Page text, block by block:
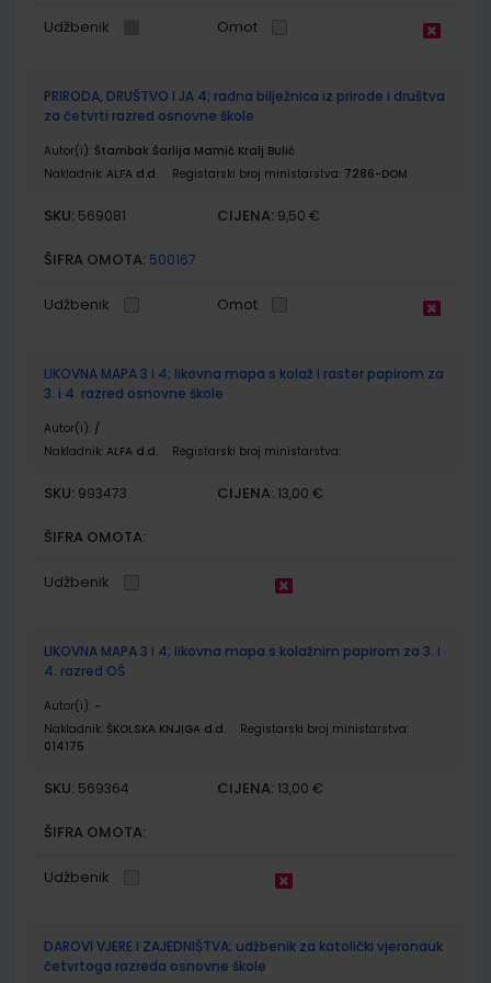
Udžbenik Omot
PRIRODA, DRUŠTVO I JA 4; radna bilježnica iz prirode i društva
za četvrti razred osnovne škole
Autor(i): Štambak Šarlija Mamić Kralj Bulić
Nakladnik: ALFA d.d. Registarski broj ministarstva: 7286-DOM
SKU: 569081 CIJENA: 9,50 €
ŠIFRA OMOTA: 500167
Udžbenik Omot
LIKOVNA MAPA 3 i 4; likovna mapa s kolaž i raster papirom za
3. i 4. razred osnovne škole
Autor(i): /
Nakladnik: ALFA d.d. Registarski broj ministarstva:
SKU: 993473 CIJENA: 13,00 €
ŠIFRA OMOTA:
Udžbenik
LIKOVNA MAPA 3 i 4; likovna mapa s kolažnim papirom za 3. i
4. razred OŠ
Autor(i): -
Nakladnik: ŠKOLSKA KNJIGA d.d.
Registarski broj ministarstva:
014175
SKU: 569364 CIJENA: 13,00 €
ŠIFRA OMOTA:
Udžbenik
DAROVI VJERE I ZAJEDNIŠTVA; udžbenik za katolički vjeronauk
četvrtoga razreda osnovne škole